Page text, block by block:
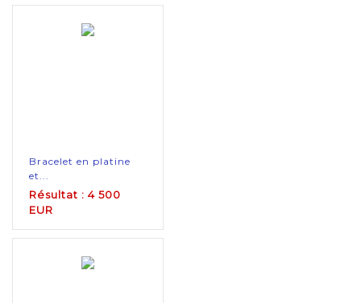
Bracelet en platine
et...
Résultat : 4 500
EUR